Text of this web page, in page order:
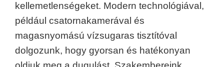
kellemetlenségeket. Modern technológiával,
például csatornakamerával és
magasnyomású vízsugaras tisztítóval
dolgozunk, hogy gyorsan és hatékonyan